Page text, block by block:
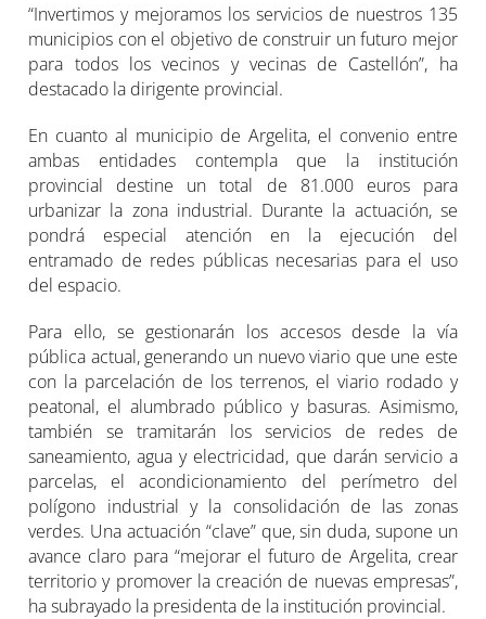
“Invertimos y mejoramos los servicios de nuestros 135
municipios con el objetivo de construir un futuro mejor
para todos los vecinos y vecinas de Castellón”, ha
destacado la dirigente provincial.
En cuanto al municipio de Argelita, el convenio entre
ambas entidades contempla que la institución
provincial destine un total de 81.000 euros para
urbanizar la zona industrial. Durante la actuación, se
pondrá especial atención en la ejecución del
entramado de redes públicas necesarias para el uso
del espacio.
Para ello, se gestionarán los accesos desde la vía
pública actual, generando un nuevo viario que une este
con la parcelación de los terrenos, el viario rodado y
peatonal, el alumbrado público y basuras. Asimismo,
también se tramitarán los servicios de redes de
saneamiento, agua y electricidad, que darán servicio a
parcelas, el acondicionamiento del perímetro del
polígono industrial y la consolidación de las zonas
verdes. Una actuación “clave” que, sin duda, supone un
avance claro para “mejorar el futuro de Argelita, crear
territorio y promover la creación de nuevas empresas”,
ha subrayado la presidenta de la institución provincial.